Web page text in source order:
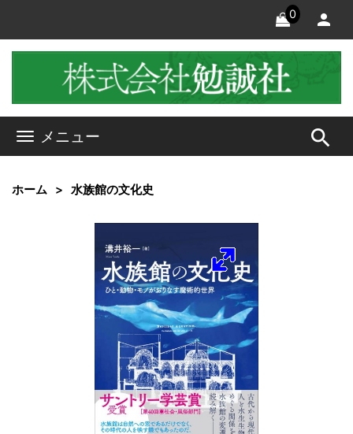
0
メニュー search
ホーム 水族館の文化史